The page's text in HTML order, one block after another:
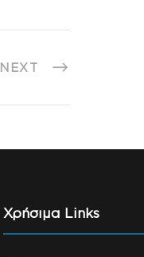
NEXT
Χρήσιμα Links